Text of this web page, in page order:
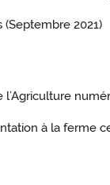
2021)
à la ferme